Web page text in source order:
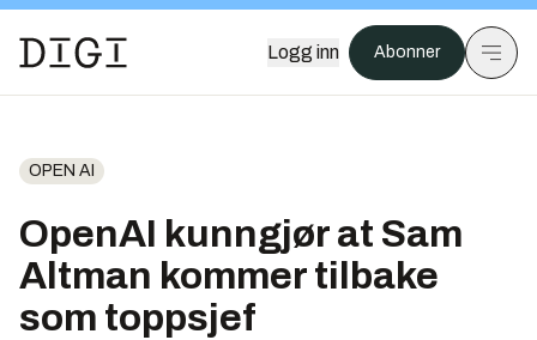
Logg inn Abonner
OPEN AI
OpenAI kunngjør at Sam
Altman kommer tilbake
som toppsjef